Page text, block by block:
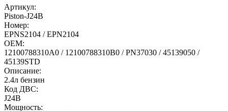
Артикул:
Piston-J24B
Номер:
EPNS2104 / EPN2104
OEM:
12100788310A0 / 12100788310B0 / PN37030 / 45139050 /
45139STD
Описание:
2.4л бензин
Код ДВС:
J24B
Мощность: